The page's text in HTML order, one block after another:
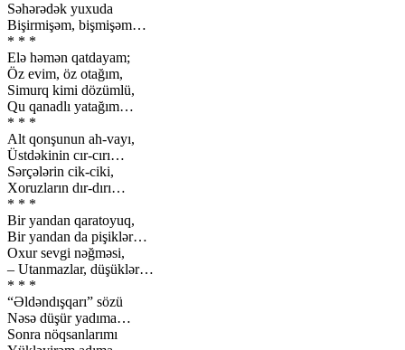
Səhərədək yuxuda
Bişirmişəm, bişmişəm…
* * *
Elə həmən qatdayam;
Öz evim, öz otağım,
Simurq kimi dözümlü,
Qu qanadlı yatağım…
* * *
Alt qonşunun ah-vayı,
Üstdəkinin cır-cırı…
Sərçələrin cik-ciki,
Xoruzların dır-dırı…
* * *
Bir yandan qaratoyuq,
Bir yandan da pişiklər…
Oxur sevgi nəğməsi,
– Utanmazlar, düşüklər…
* * *
“Əldəndışqarı” sözü
Nəsə düşür yadıma…
Sonra nöqsanlarımı